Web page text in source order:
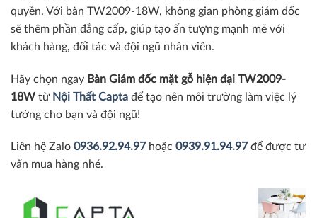
quyền. Với bàn TW2009-18W, không gian phòng giám đốc
sẽ thêm phần đẳng cấp, giúp tạo ấn tượng mạnh mẽ với
khách hàng, đối tác và đội ngũ nhân viên.
Hãy chọn ngay Bàn Giám đốc mặt gỗ hiện đại TW2009-
18W từ Nội Thất Capta để tạo nên môi trường làm việc lý
tưởng cho bạn và đội ngũ!
Liên hệ Zalo 0936.92.94.97hoặc 0939.91.94.97 để được tư
vấn mua hàng nhé.